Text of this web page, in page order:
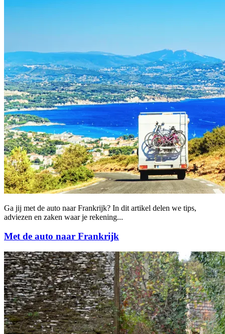
Ga jij met de auto naar Frankrijk? In dit artikel delen we tips,
adviezen en zaken waar je rekening...
Met de auto naar Frankrijk